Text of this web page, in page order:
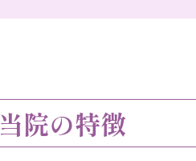
当院の特徴